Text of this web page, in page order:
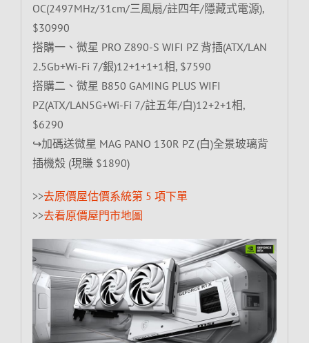
OC(2497MHz/31cm/三風扇/註四年/隱藏式電源),
$30990
搭購一、微星 PRO Z890-S WIFI PZ 背插(ATX/LAN
2.5Gb+Wi-Fi 7/銀)12+1+1+1相, $7590
搭購二、微星 B850 GAMING PLUS WIFI
PZ(ATX/LAN5G+Wi-Fi 7/註五年/白)12+2+1相,
$6290
↪加碼送微星 MAG PANO 130R PZ (白)全景玻璃背
插機殼 (現賺 $1890)
>>去原價屋估價系統第 5 項下單
>>去看原價屋門市地圖